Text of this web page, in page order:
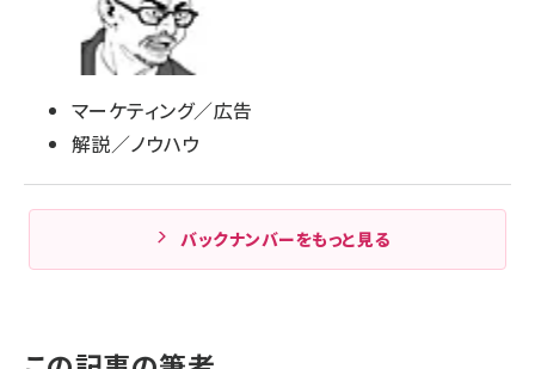
マーケティング／広告
解説／ノウハウ
バックナンバーをもっと見る